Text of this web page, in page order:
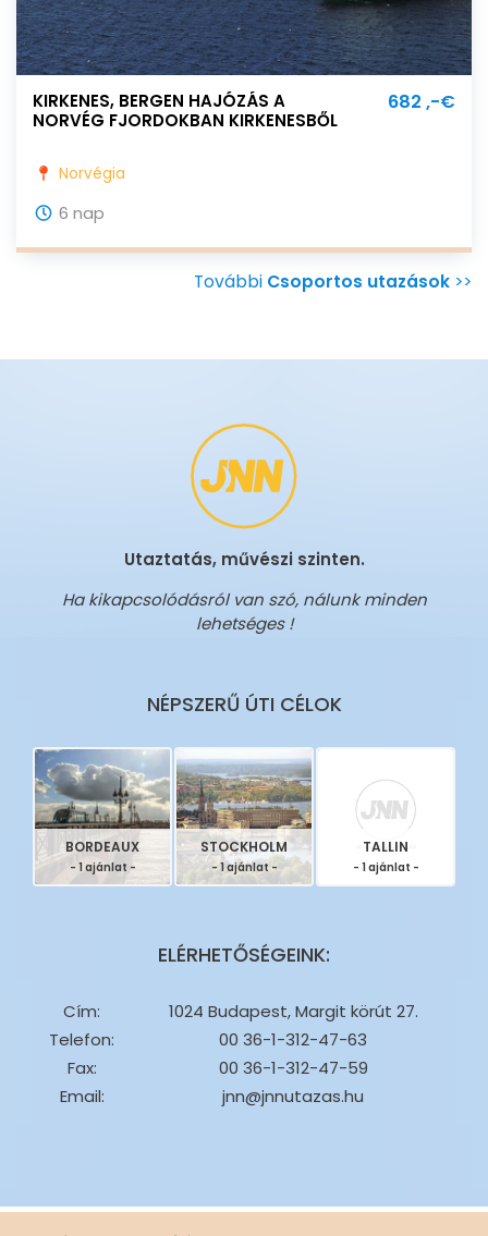
KIRKENES, BERGEN HAJÓZÁS A
NORVÉG FJORDOKBAN KIRKENESBŐL
682 ,-€
Norvégia
6 nap
További Csoportos utazások >>
Utaztatás, művészi szinten.
Ha kikapcsolódásról van szó, nálunk minden
lehetséges !
NÉPSZERŰ ÚTI CÉLOK
BORDEAUX
- 1 ajánlat -
STOCKHOLM
- 1 ajánlat -
TALLIN
- 1 ajánlat -
ELÉRHETŐSÉGEINK:
Cím:
1024 Budapest, Margit körút 27.
Telefon:
00 36-1-312-47-63
Fax:
00 36-1-312-47-59
Email:
jnn@jnnutazas.hu